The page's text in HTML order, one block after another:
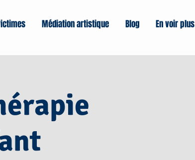
Médiation artistique Blog En voir plus